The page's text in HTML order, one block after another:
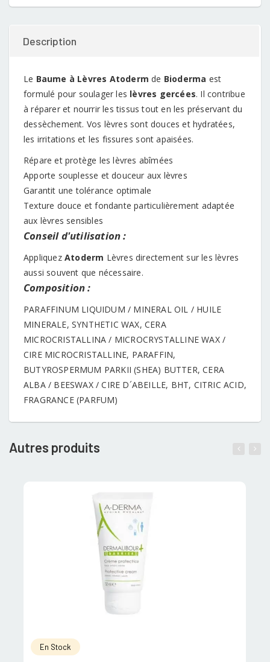
Description
Le Baume à Lèvres Atoderm de Bioderma est
formulé pour soulager les lèvres gercées. Il contribue
à réparer et nourrir les tissus tout en les préservant du
dessèchement. Vos lèvres sont douces et hydratées,
les irritations et les fissures sont apaisées.
Répare et protège les lèvres abîmées
Apporte souplesse et douceur aux lèvres
Garantit une tolérance optimale
Texture douce et fondante particulièrement adaptée
aux lèvres sensibles
Conseil d'utilisation :
Appliquez Atoderm Lèvres directement sur les lèvres
aussi souvent que nécessaire.
Composition :
PARAFFINUM LIQUIDUM / MINERAL OIL / HUILE
MINERALE, SYNTHETIC WAX, CERA
MICROCRISTALLINA / MICROCRYSTALLINE WAX /
CIRE MICROCRISTALLINE, PARAFFIN,
BUTYROSPERMUM PARKII (SHEA) BUTTER, CERA
ALBA / BEESWAX / CIRE D´ABEILLE, BHT, CITRIC ACID,
FRAGRANCE (PARFUM)
Autres produits
En Stock